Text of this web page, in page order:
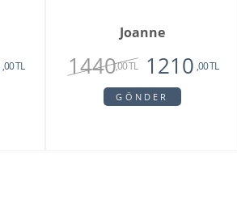
,00 TL
Joanne
1440,00 TL 1210 ,00 TL
GÖNDER